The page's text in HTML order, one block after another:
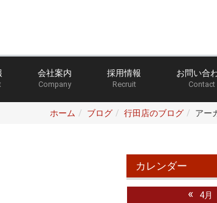
会社案内
Company
採用情報
Recruit
お問い合
Contact
ホーム ブログ 行田店のブログ アー
カレンダー
« 4月